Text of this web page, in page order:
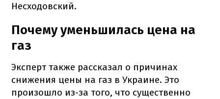
Несходовский.
Почему уменьшилась цена на
газ
Эксперт также рассказал о причинах
снижения цены на газ в Украине. Это
произошло из-за того, что существенно